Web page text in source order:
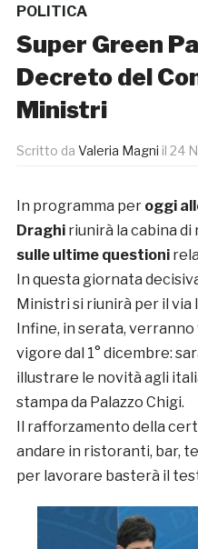
POLITICA
Super Green
Decreto del
Ministri
Scritto da Valeria Magni il 24
In programma per oggi
Draghiriunirà la cabina di
sulle ultime questioni
In questa giornata
Ministri si riunirà per il via
Infine, in serata,
vigore dal 1° dicembre:
illustrare le novità agli
stampa da Palazzo Chigi.
Il rafforzamento della
andare in ristoranti, bar,
per lavorare basterà il